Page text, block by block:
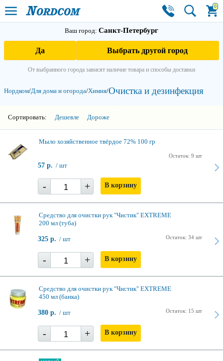
0
Ваш город: Санкт-Петербург
Да Выбрать другой город
От выбранного города зависят наличие товара и способы доставки
Нордком/Для дома и огорода/Химия/Очистка и дезинфекция
Сортировать: Дешевле Дороже
Мыло хозяйственное твёрдое 72% 100 гр
Остаток: 9 шт
57 р. / шт
- + В корзину
Средство для очистки рук "Чистик" EXTREME
200 мл (туба)
Остаток: 34 шт
325 р. / шт
- + В корзину
Средство для очистки рук "Чистик" EXTREME
450 мл (банка)
Остаток: 15 шт
380 р. / шт
- + В корзину